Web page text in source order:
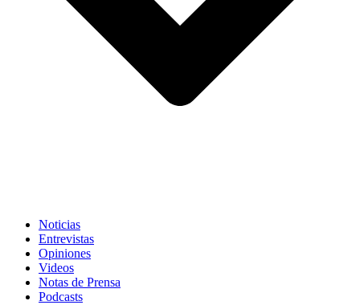
Noticias
Entrevistas
Opiniones
Videos
Notas de Prensa
Podcasts